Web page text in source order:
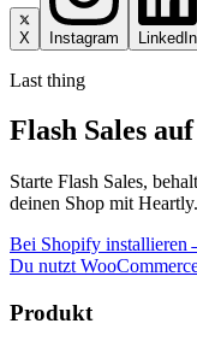
X Instagram LinkedIn
Last thing
Flash Sales auf
Starte Flash Sales,
deinen Shop mit
Bei Shopify installieren
Du nutzt
Produkt